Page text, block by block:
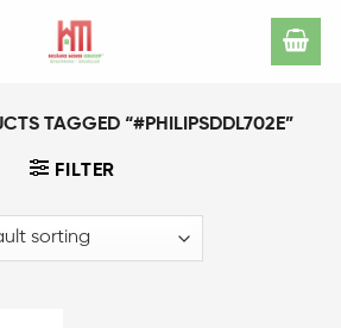
TAGGED “#PHILIPSDDL702E”
FILTER